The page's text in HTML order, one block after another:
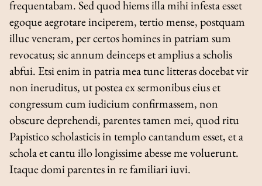
frequentabam. Sed quod hiems illa mihi infesta esset
egoque aegrotare inciperem, tertio mense, postquam
illuc veneram, per certos homines in patriam sum
revocatus; sic annum deinceps et amplius a scholis
abfui. Etsi enim in patria mea tunc litteras docebat vir
non ineruditus, ut postea ex sermonibus eius et
congressum cum iudicium confirmassem, non
obscure deprehendi, parentes tamen mei, quod ritu
Papistico scholasticis in templo cantandum esset, et a
schola et cantu illo longissime abesse me voluerunt.
Itaque domi parentes in re familiari iuvi.